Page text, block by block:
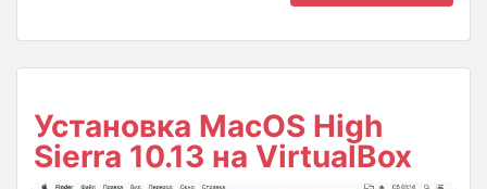
Установка MacOS High
Sierra 10.13 на VirtualBox